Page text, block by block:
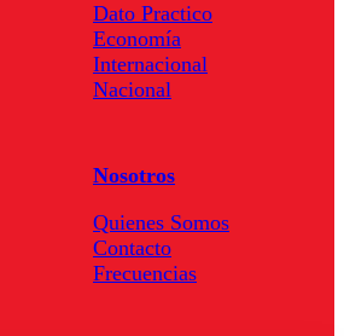
Dato Practico
Economía
Internacional
Nacional
Nosotros
Quienes Somos
Contacto
Frecuencias